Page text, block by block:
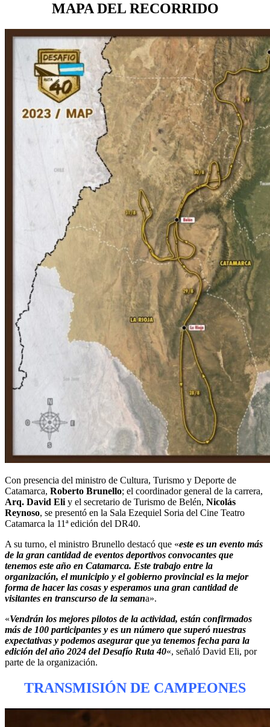
MAPA DEL RECORRIDO
Con presencia del ministro de Cultura, Turismo y Deporte de
Catamarca, Roberto Brunello; el coordinador general de la carrera,
Arq. David Eli y el secretario de Turismo de Belén, Nicolás
Reynoso, se presentó en la Sala Ezequiel Soria del Cine Teatro
Catamarca la 11ª edición del DR40.
A su turno, el ministro Brunello destacó que «este es un evento más
de la gran cantidad de eventos deportivos convocantes que
tenemos este año en Catamarca. Este trabajo entre la
organización, el municipio y el gobierno provincial es la mejor
forma de hacer las cosas y esperamos una gran cantidad de
visitantes en transcurso de la semana».
«Vendrán los mejores pilotos de la actividad, están confirmados
más de 100 participantes y es un número que superó nuestras
expectativas y podemos asegurar que ya tenemos fecha para la
edición del año 2024 del Desafío Ruta 40«, señaló David Eli, por
parte de la organización.
TRANSMISIÓN DE CAMPEONES